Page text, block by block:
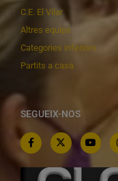
C.E. El Vilar
Altres equips
Categories inferiors
Partits a casa
SEGUEIX-NOS